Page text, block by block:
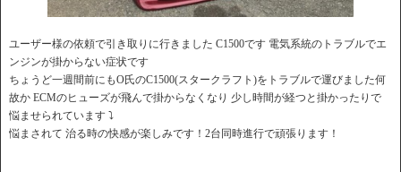
ユーザー様の依頼で引き取りに行きました C1500です 電気系統のトラブルでエ
ンジンが掛からない症状です
ちょうど一週間前にもO氏のC1500(スタークラフト)をトラブルで運びました何
故か ECMのヒューズが飛んで掛からなくなり 少し時間が経つと掛かったりで
悩ませられています ⤵︎
悩まされて 治る時の快感が楽しみです！2台同時進行で頑張ります！